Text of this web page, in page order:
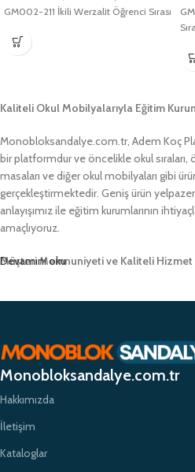
GM002-211 İkili Werzalit Öğrenci Sırası
Kaliteli Okul Mobilyalarıyla Eğitim
Monobloksandalye.com.tr, Adem Koç
bir platformdur ve öncelikle okul
masaları ve diğer okul mobilyaları gibi
gerçekleştirmektedir. Geniş ürün
anlayışımız ile eğitim kurumlarının
amaçlıyoruz.
Müşteri Memnuniyeti ve Kaliteli
zamanında teslimat garantimizle eğitim
etkili çözümler sunarak sektörde öncü bir
amaçlıyoruz.
Devamını oku
Monobloksandalye.com.tr
Hakkımızda
İletişim
Kataloglar